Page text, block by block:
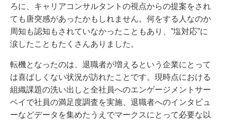
ろに、キャリアコンサルタントの視点からの提案をされ
ても唐突感があったかもしれません。何をする人なのか
周知も認知もされていなかったこともあり、”塩対応”に
涙したこともたくさんありました。
転機となったのは、退職者が増えるという企業にとって
は喜ばしくない状況が訪れたことです。現時点における
組織課題の洗い出しと全社員へのエンゲージメントサー
ベイで社員の満足度調査を実施、退職者へのインタビュ
ーなどデータを集めたうえでマークスにとって必要な以